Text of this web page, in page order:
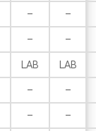
– –
– –
LAB LAB
– –
– –